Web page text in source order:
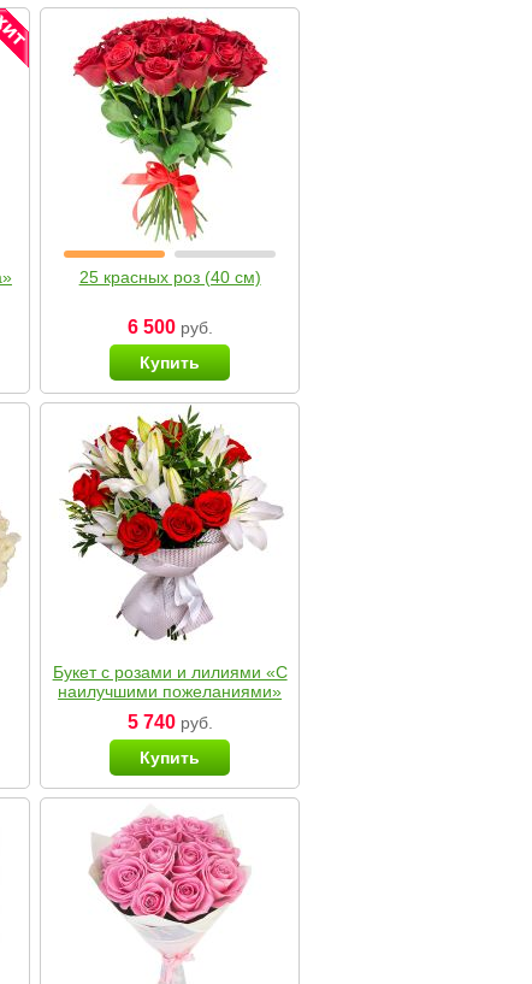
25 красных роз (40 см)
6 500руб.
Купить
Букет с розами и лилиями «С
наилучшими пожеланиями»
5 740руб.
Купить